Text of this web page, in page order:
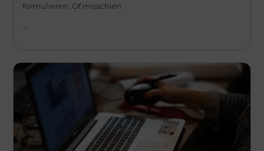
formulieren. Of misschien
...